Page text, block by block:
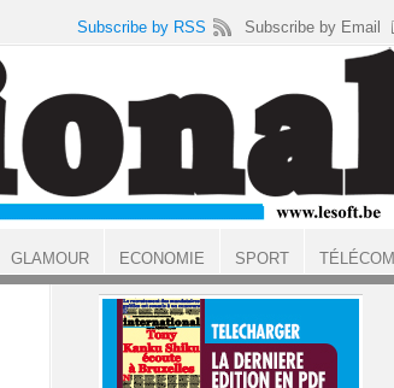
Subscribe by RSS Subscribe by Email
GLAMOUR ECONOMIE SPORT TÉLÉCOM